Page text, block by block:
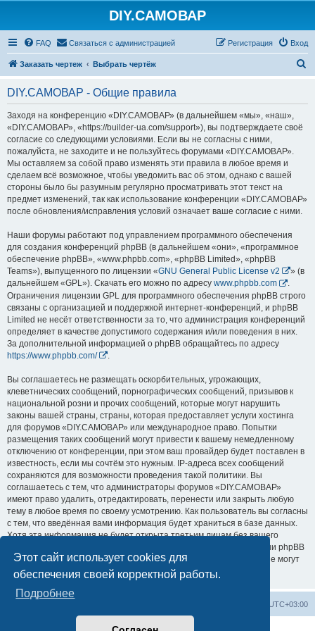
Этот сайт использует cookies для
обеспечения своей корректной работы.
Подробнее
DIY.САМОВАР
FAQ Связаться с администрацией Вход
Регистрация
Заказать чертеж Выбрать чертёж
DIY.САМОВАР - Общие правила
Заходя на конференцию «DIY.САМОВАР» (в дальнейшем «мы», «наш»,
«DIY.САМОВАР», «https://builder-ua.com/support»), вы подтверждаете своё
согласие со следующими условиями. Если вы не согласны с ними,
пожалуйста, не заходите и не пользуйтесь форумами «DIY.САМОВАР».
Мы оставляем за собой право изменять эти правила в любое время и
сделаем всё возможное, чтобы уведомить вас об этом, однако с вашей
стороны было бы разумным регулярно просматривать этот текст на
предмет изменений, так как использование конференции «DIY.САМОВАР»
после обновления/исправления условий означает ваше согласие с ними.
Наши форумы работают под управлением программного обеспечения
для создания конференций phpBB (в дальнейшем «они», «программное
обеспечение phpBB», «www.phpbb.com», «phpBB Limited», «phpBB
Teams»), выпущенного по лицензии «GNU General Public License v2
» (в
дальнейшем «GPL»). Скачать его можно по адресу www.phpbb.com
.
Ограничения лицензии GPL для программного обеспечения phpBB строго
связаны с организацией и поддержкой интернет-конференций, и phpBB
Limited не несёт ответственности за то, что администрация конференций
определяет в качестве допустимого содержания и/или поведения в них.
За дополнительной информацией о phpBB обращайтесь по адресу
https://www.phpbb.com/
Вы соглашаетесь не размещать оскорбительных, угрожающих,
клеветнических сообщений, порнографических сообщений, призывов к
национальной розни и прочих сообщений, которые могут нарушить
законы вашей страны, страны, которая предоставляет услуги хостинга
для форумов «DIY.САМОВАР» или международное право. Попытки
размещения таких сообщений могут привести к вашему немедленному
отключению от конференции, при этом ваш провайдер будет поставлен в
известность, если мы сочтём это нужным. IP-адреса всех сообщений
сохраняются для возможности проведения такой политики. Вы
соглашаетесь с тем, что администраторы форумов «DIY.САМОВАР»
имеют право удалить, отредактировать, перенести или закрыть любую
тему в любое время по своему усмотрению. Как пользователь вы согласны
с тем, что введённая вами информация будет храниться в базе данных.
Хотя эта информация не будет открыта третьим лицам без вашего
разрешения, ни администрация конференции «DIY.САМОВАР», ни phpBB
Limited не может быть ответственна за действия хакеров, которые могут
привести к несанкционированному доступу к ней.
UTC+03:00
Создано на основеphpBB® Forum Software © phpBB Limited